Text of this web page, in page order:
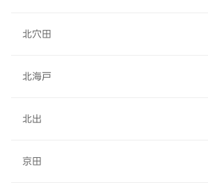
北穴田
北海戸
北出
京田